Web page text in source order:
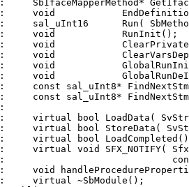
virtual ~SbModule();